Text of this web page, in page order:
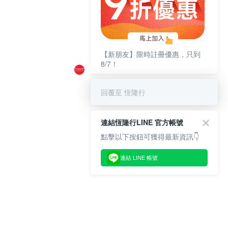
【新朋友】限時註冊優惠，只到
8/7！
回覆至 恆隆行
連結恆隆行LINE 官方帳號
點擊以下按鈕可獲得最新資訊👇
連結 LINE 帳號